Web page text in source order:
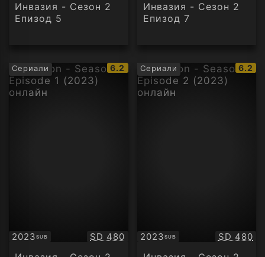
Инвазия - Сезон 2
Епизод 5
Инвазия - Сезон 2
Епизод 7
Сериали
IMDb
рейтинг:
6.2
2023SUB
Субтитри Качество:
SD 480
Сериали
IMDb
6.2
2023SUB
Субтитри SD 480